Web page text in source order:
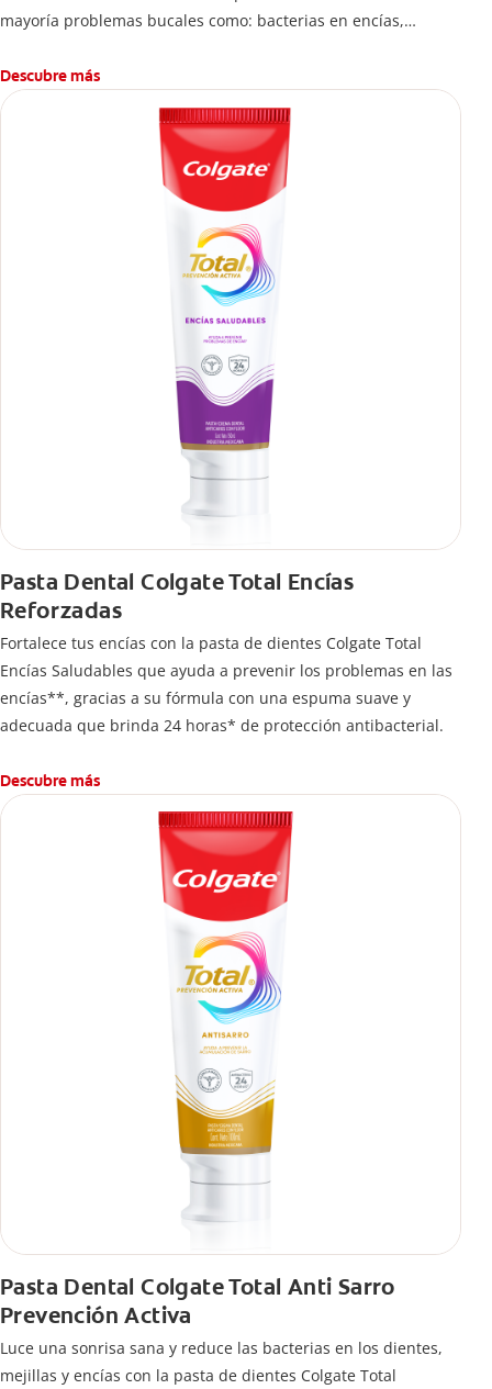
mayoría problemas bucales como: bacterias en encías,
caries.
Descubre más
Pasta Dental Colgate Total Encías
Reforzadas
Fortalece tus encías con la pasta de dientes Colgate Total
Encías Saludables que ayuda a prevenir los problemas en las
encías**, gracias a su fórmula con una espuma suave y
adecuada que brinda 24 horas* de protección antibacterial.
Descubre más
Pasta Dental Colgate Total Anti Sarro
Prevención Activa
Luce una sonrisa sana y reduce las bacterias en los dientes,
mejillas y encías con la pasta de dientes Colgate Total